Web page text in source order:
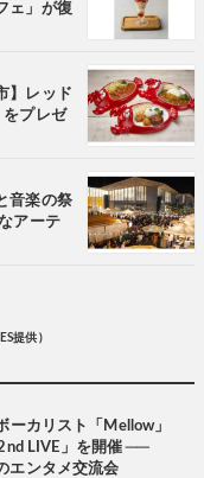
ェ」が復
】レッド
をプレゼ
音楽の祭
アーテ
提供 )
ーカリスト「Mellow」
LIVE」を開催 ──
エンタメ交流会